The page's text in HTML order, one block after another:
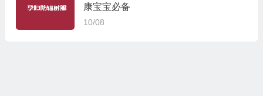
康宝宝必备
10/08